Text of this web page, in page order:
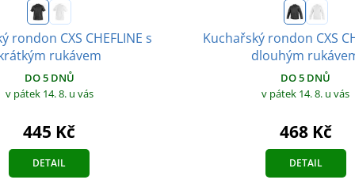
rondon CXS CHEFLINE s
rukávem
DO 5 DNŮ
v pátek 14. 8. u vás
445 Kč
DETAIL
Kuchařský rondon CXS
dlouhým
DO 5 DNŮ
v pátek 14. 8. u vás
468 Kč
DETAIL